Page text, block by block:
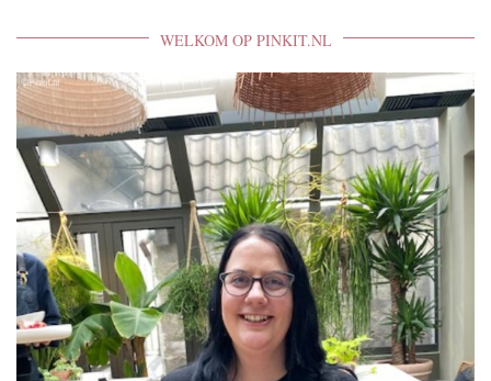
WELKOM OP PINKIT.NL